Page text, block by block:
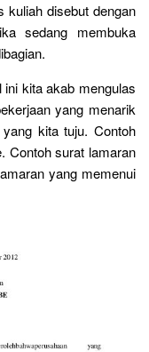
kuliah disebut dengan
sedang membuka
kita akab mengulas
yang menarik
kita tuju. Contoh
Contoh surat lamaran
yang memenui